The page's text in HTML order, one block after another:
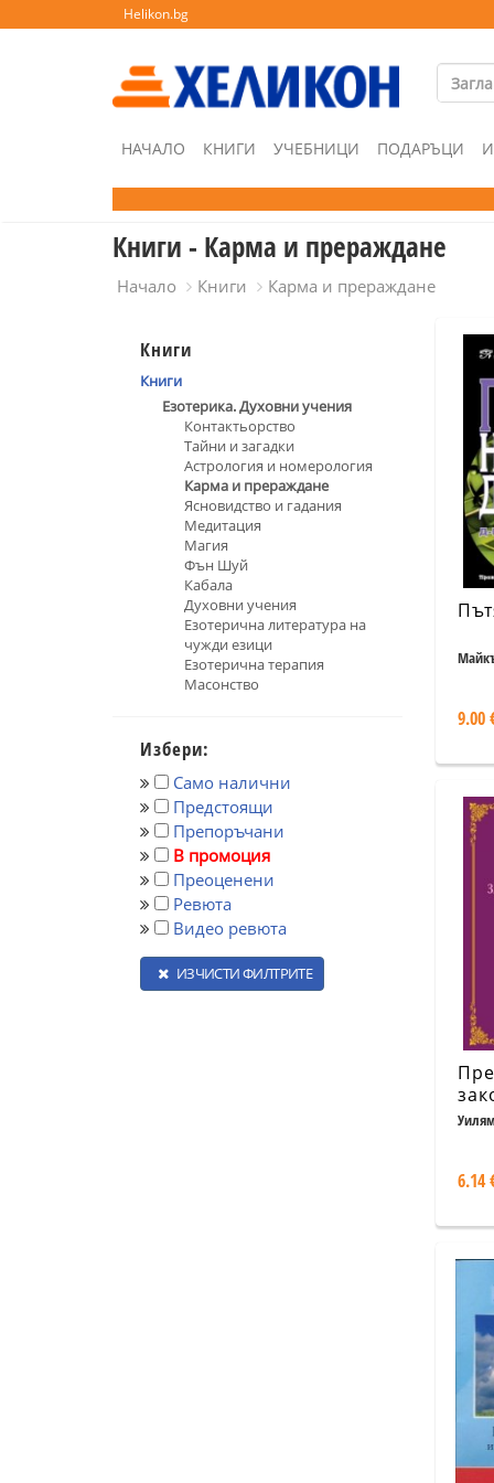
Helikon.bg
НАЧАЛО КНИГИ УЧЕБНИЦИ ПОДАРЪЦИ
Книги - Карма и прераждане
Начало Книги Карма и прераждане
Книги
Книги
Езотерика. Духовни учения
Контактьорство
Тайни и загадки
Астрология и номерология
Карма и прераждане
Ясновидство и гадания
Медитация
Магия
Фън Шуй
Кабала
Духовни учения
Езотерична литература на
чужди езици
Езотерична терапия
Масонство
Избери:
Само налични
Предстоящи
Препоръчани
В промоция
Преоценени
Ревюта
Видео ревюта
ИЗЧИСТИ ФИЛТРИТЕ
9.00
6.14